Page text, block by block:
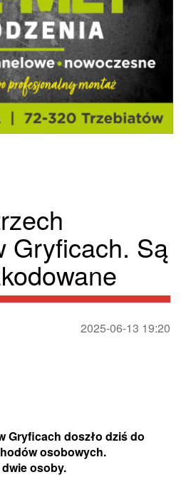
Gryficach. Są
2025-06-13 19:20
Gryficach doszło dziś do
osobowych.
osoby.